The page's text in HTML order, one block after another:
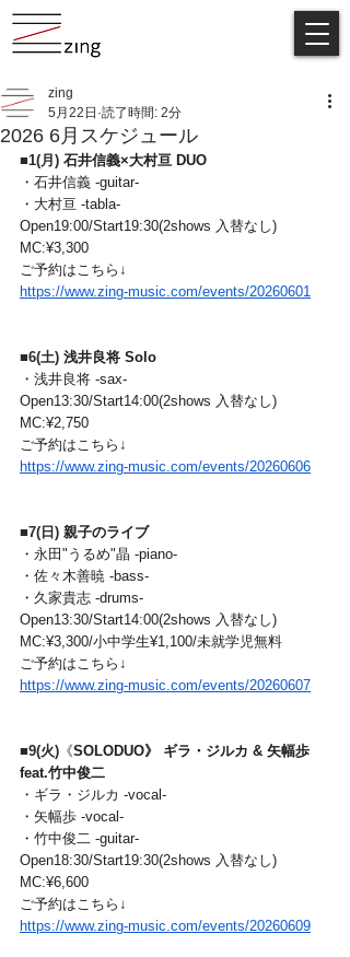
2026 6月スケジュール
zing
5月22日 読了時間: 2分
■1(月 ) 石井信義×大村亘 DUO
・石井信義 -guitar-
・大村亘 -tabla-
Open19:00/Start19:30(2shows 入替なし)
MC:¥3,300
ご予約はこちら↓
https://www.zing-music.com/events/20260601
■6(土) 浅井良将 Solo
・浅井良将 -sax-
Open13:30/Start14:00(2shows 入替なし)
MC:¥2,750
ご予約はこちら↓
https://www.zing-music.com/events/20260606
■7(日) 親子のライブ
・永田"うるめ"晶 -piano-
・佐々木善暁 -bass-
・久家貴志 -drums-
Open13:30/Start14:00(2shows 入替なし)
MC:¥3,300/小中学生¥1,100/未就学児無料
ご予約はこちら↓
https://www.zing-music.com/events/20260607
■9(火) 《SOLODUO》 ギラ・ジルカ & 矢幅歩
feat.竹中俊二
・ギラ・ジルカ -vocal-
・矢幅歩 -vocal-
・竹中俊二 -guitar-
Open18:30/Start19:30(2shows 入替なし)
MC:¥6,600
ご予約はこちら↓
https://www.zing-music.com/events/20260609